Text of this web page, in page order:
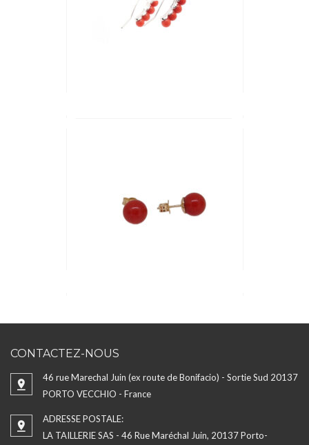
CONTACTEZ-NOUS
46 rue Marechal Juin (ex route de Bonifacio) - Sortie Sud 20137
PORTO VECCHIO - France
ADRESSE POSTALE:
LA TAILLERIE SAS - 46 Rue Maréchal Juin, 20137 Porto-